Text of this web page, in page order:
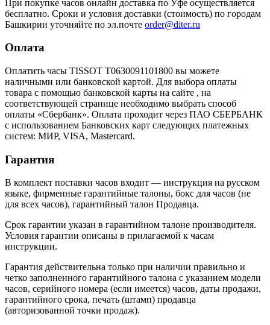
При покупке часов онлайн доставка по Уфе осуществляется
бесплатно. Сроки и условия доставки (стоимость) по городам
Башкирии уточняйте по эл.почте order@diter.ru
Оплата
Оплатить часы TISSOT T0630091101800 вы можете
наличными или банковской картой. Для выбора оплаты
товара с помощью банковской карты на сайте , на
соответствующей странице необходимо выбрать способ
оплаты «Сбербанк». Оплата проходит через ПАО СБЕРБАНК
с использованием Банковских карт следующих платежных
систем: МИР, VISA, Mastercard.
Гарантия
В комплект поставки часов входит — инструкция на русском
языке, фирменные гарантийные талоны, бокс для часов (не
для всех часов), гарантийный талон Продавца.
Срок гарантии указан в гарантийном талоне производителя.
Условия гарантии описаны в прилагаемой к часам
инструкции.
Гарантия действительна только при наличии правильно и
четко заполненного гарантийного талона с указанием модели
часов, серийного номера (если имеется) часов, даты продажи,
гарантийного срока, печать (штамп) продавца
(авторизованной точки продаж).